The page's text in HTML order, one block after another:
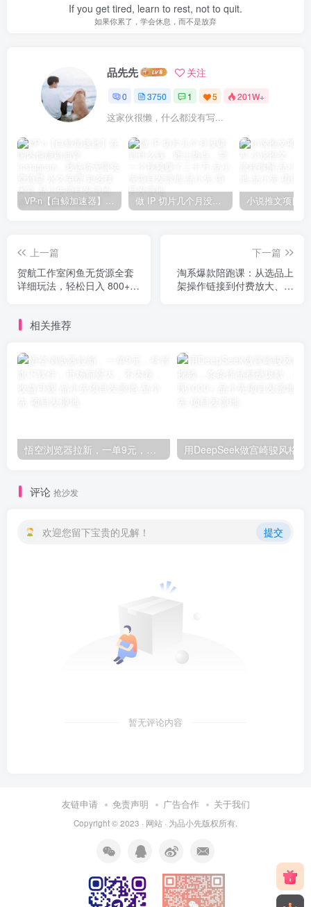
If you get tired, learn to rest, not to quit.
如果你累了，学会休息，而不是放弃
品先先 关注
0 3750 1 5 201W+
这家伙很懒，什么都没有写...
VP-n【白鲸加速器】在国内也能刷油管、Instagram，我送你无限免费流量 永久免费-知名技术官-品小先项目发源地 做 IP 切片几个月没赚到什么钱，蹭上热点，靠一个视频赚了二十万-品小先项目发源地
上一篇
贺航工作室闲鱼无货源全套
详细玩法，轻松日入 800+，
下一篇
淘系爆款陪跑课：从选品上
架操作链接到付费放大、全
相关推荐
悟空浏览器拉新，一单9元，抖音旗下软件，市场前景大，不内卷，收益可观-品小先项目发源地
评论 抢沙发
欢迎您留下宝贵的见解！ 提交
暂无评论内容
友链申请 免责声明 广告合作 关于我们
Copyright © 2023 · 网站 · 为品小先版权所有.